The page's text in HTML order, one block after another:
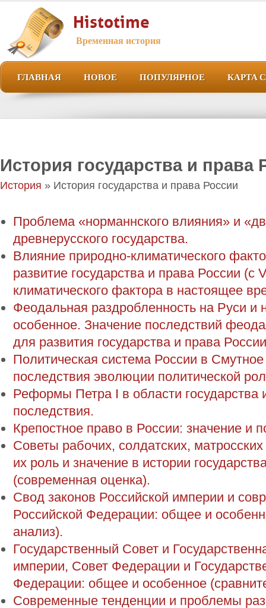
Histotime
Временная история
ГЛАВНАЯ НОВОЕ ПОПУЛЯРНОЕ КАРТА
История государства и права
История » История государства и права России
Проблема «норманнского влияния» и
древнерусского государства.
Влияние природно-климатического
развитие государства и права России (с
климатического фактора в настоящее
Феодальная раздробленность на Руси и
особенное. Значение последствий
для развития государства и права
Политическая система России в
последствия эволюции политической
Реформы Петра I в области государства
последствия.
Крепостное право в России: значение и
Советы рабочих, солдатских,
их роль и значение в истории
(современная оценка).
Свод законов Российской империи и
Российской Федерации: общее и
анализ).
Государственный Совет и
империи, Совет Федерации и
Федерации: общее и особенное
Современные тенденции и проблемы